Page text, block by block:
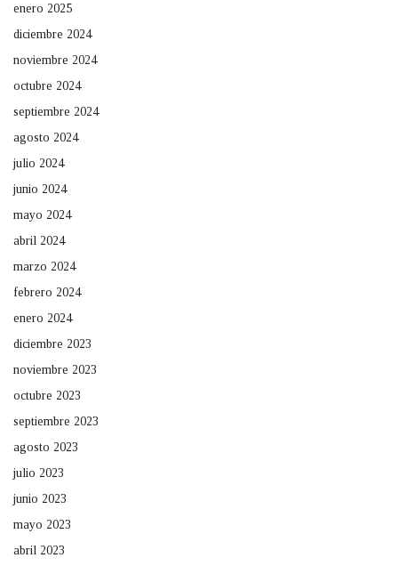
enero 2025
diciembre 2024
noviembre 2024
octubre 2024
septiembre 2024
agosto 2024
julio 2024
junio 2024
mayo 2024
abril 2024
marzo 2024
febrero 2024
enero 2024
diciembre 2023
noviembre 2023
octubre 2023
septiembre 2023
agosto 2023
julio 2023
junio 2023
mayo 2023
abril 2023